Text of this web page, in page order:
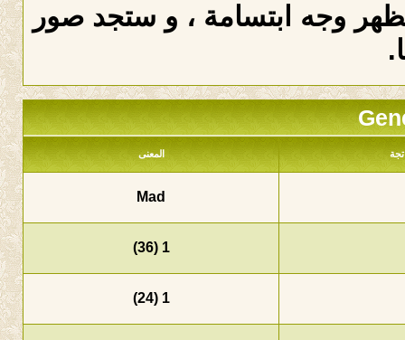
وجه ابتسامة ، و ستجد صور
المعنى
Mad
1 (36)
1 (24)